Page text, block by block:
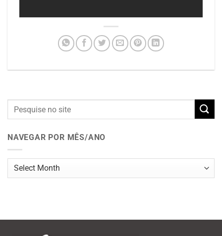
NAVEGAR POR MÊS/ANO
Navegar